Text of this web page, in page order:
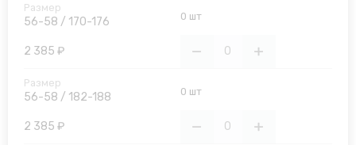
56-58 / 170-176 0 шт
2 385 ₽
56-58 / 182-188 0 шт
2 385 ₽